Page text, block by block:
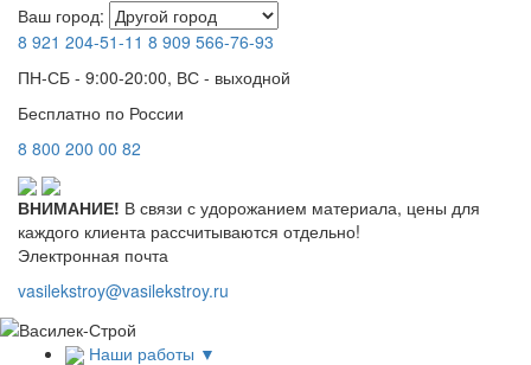
Ваш город:
8 921 204-51-11 8 909 566-76-93
ПН-СБ - 9:00-20:00, ВС - выходной
Бесплатно по России
8 800 200 00 82
ВНИМАНИЕ! В связи с удорожанием материала, цены для
каждого клиента рассчитываются отдельно!
Электронная почта
vasilekstroy@vasilekstroy.ru
Наши работы ▼